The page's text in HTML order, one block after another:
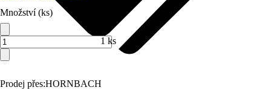
Prodej přes:HORNBACH
Množství (ks)
1 ks